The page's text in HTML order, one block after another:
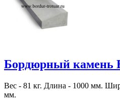
Бордюрный камень
Вес - 81 кг. Длина - 1000 мм.
мм.